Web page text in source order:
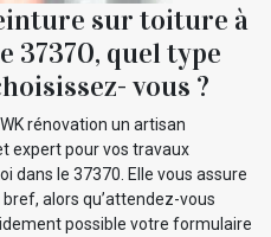
sur toiture à
37370, quel type
vous ?
rénovation un artisan
expert pour vos travaux
dans le 37370. Elle vous assure
alors qu’attendez-vous
possible votre formulaire